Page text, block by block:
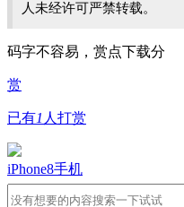
人未经许可严禁转载。
码字不容易，赏点下载分
赏
已有1 人打赏
iPhone8手机